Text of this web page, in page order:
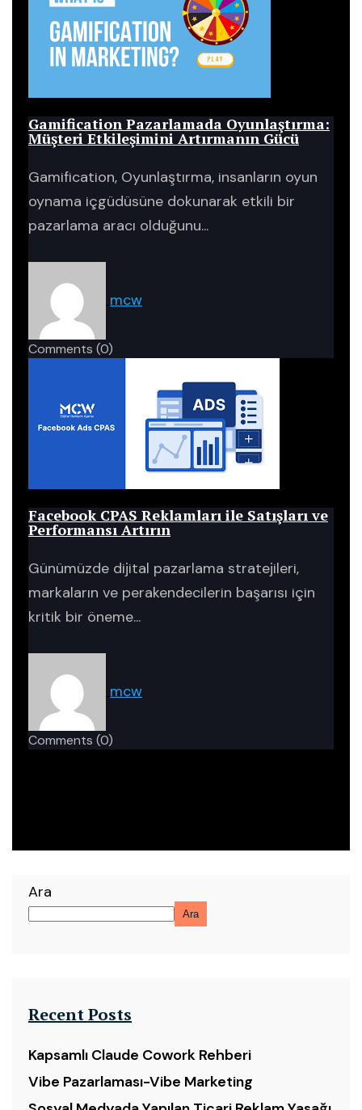
Ara
Ara
Recent Posts
Kapsamlı Claude Cowork Rehberi
Vibe Pazarlaması-Vibe Marketing
Gamification Pazarlamada Oyunlaştırma:
Müşteri Etkileşimini Artırmanın Gücü
Gamification, Oyunlaştırma, insanların oyun
oynama içgüdüsüne dokunarak etkili bir
pazarlama aracı olduğunu...
mcw
Comments (0)
Facebook CPAS Reklamları ile Satışları ve
Performansı Artırın
Günümüzde dijital pazarlama stratejileri,
markaların ve perakendecilerin başarısı için
kritik bir öneme...
mcw
Comments (0)